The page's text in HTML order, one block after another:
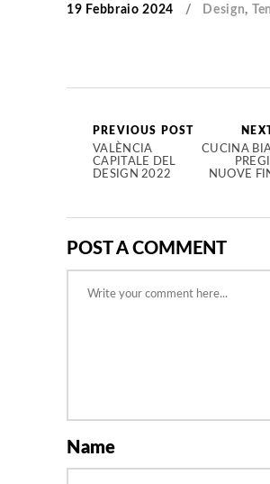
19 Febbraio 2024 Design,
PREVIOUS POST
VALÈNCIA
CAPITALE DEL
DESIGN 2022
CUCINA
NUOVE
POST A COMMENT
Name